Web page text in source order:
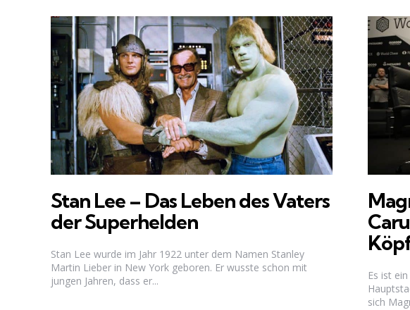
Stan Lee – Das Leben des Vaters
der Superhelden
Stan Lee wurde im Jahr 1922 unter dem Namen Stanley
Martin Lieber in New York geboren. Er wusste schon mit
jungen Jahren, dass er...
Es ist
sich